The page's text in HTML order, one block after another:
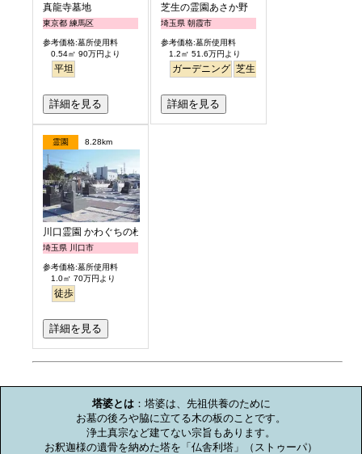
真龍寺墓地
東京都 練馬区
参考価格:墓所使用料
0.54㎡ 90万円より
平坦
詳細を見る
芝生の霊園あさか野
埼玉県 朝霞市
参考価格:墓所使用料
1.2㎡ 51.6万円より
ガーデニング 芝生
詳細を見る
霊園 8.28km
川口霊園 かわぐちの杜
埼玉県 川口市
参考価格:墓所使用料
1.0㎡ 70万円より
徒歩
詳細を見る
塔婆とは：塔婆は、先祖供養のために
お墓の後ろや脇に立てる木の板のことです。
浄土真宗など建てない宗旨もあります。
お釈迦様の遺骨を納めた塔を「仏舎利塔」（ストゥーパ）